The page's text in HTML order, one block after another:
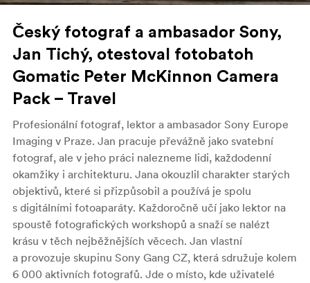
Český fotograf a ambasador Sony,
Jan Tichý, otestoval fotobatoh
Gomatic Peter McKinnon Camera
Pack – Travel
Profesionální fotograf, lektor a ambasador Sony Europe
Imaging v Praze. Jan pracuje převážně jako svatební
fotograf, ale v jeho práci nalezneme lidi, každodenní
okamžiky i architekturu. Jana okouzlil charakter starých
objektivů, které si přizpůsobil a používá je spolu
s digitálními fotoaparáty. Každoročně učí jako lektor na
spoustě fotografických workshopů a snaží se nalézt
krásu v těch nejběžnějších věcech. Jan vlastní
a provozuje skupinu Sony Gang CZ, která sdružuje kolem
6 000 aktivních fotografů. Jde o místo, kde uživatelé